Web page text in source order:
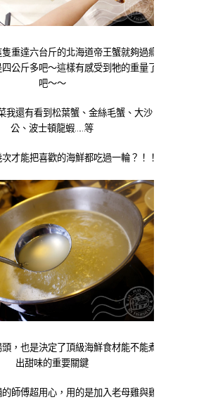
重達六台斤的北海道帝王蟹就夠過癮
四公斤多吧～這樣有感受到牠的重量了
吧～～
我還有看到松葉蟹、金絲毛蟹、大沙
公、波士頓龍蝦……等
才能把喜歡的海鮮都吃過一輪？！！
，也是決定了頂級海鮮食材能不能煮
出甜味的重要關鍵
師傅超用心，用的是加入老母雞與雞